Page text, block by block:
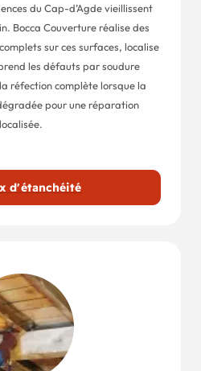
du Cap-d’Agde vieillissent
Bocca Couverture réalise des
sur ces surfaces, localise
les défauts par soudure
réfection complète lorsque la
pour une réparation
localisée.
d'étanchéité